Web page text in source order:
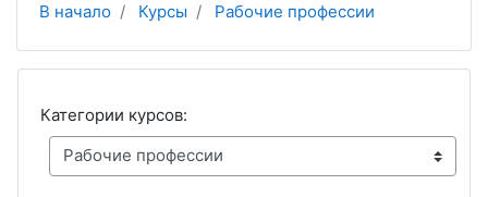
В начало Курсы Рабочие профессии
Категории курсов: